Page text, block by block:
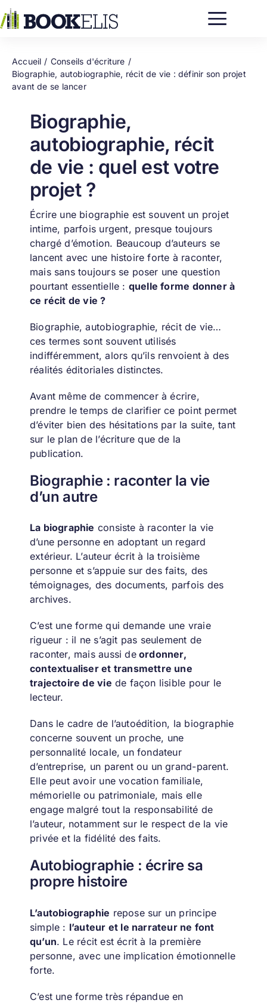
au
contenu
Accueil
Conseils d'écriture
Biographie, autobiographie, récit de vie : définir son projet
avant de se lancer
Biographie,
autobiographie, récit
de vie : quel est votre
projet ?
Écrire une biographie est souvent un projet
intime, parfois urgent, presque toujours
chargé d’émotion. Beaucoup d’auteurs se
lancent avec une histoire forte à raconter,
mais sans toujours se poser une question
pourtant essentielle : quelle forme donner à
ce récit de vie ?
Biographie, autobiographie, récit de vie…
ces termes sont souvent utilisés
indifféremment, alors qu’ils renvoient à des
réalités éditoriales distinctes.
Avant même de commencer à écrire,
prendre le temps de clarifier ce point permet
d’éviter bien des hésitations par la suite, tant
sur le plan de l’écriture que de la
publication.
Biographie : raconter la vie
d’un autre
La biographie consiste à raconter la vie
d’une personne en adoptant un regard
extérieur. L’auteur écrit à la troisième
personne et s’appuie sur des faits, des
témoignages, des documents, parfois des
archives.
C’est une forme qui demande une vraie
rigueur : il ne s’agit pas seulement de
raconter, mais aussi deordonner,
contextualiser et transmettre une
trajectoire de vie de façon lisible pour le
lecteur.
Dans le cadre de l’autoédition, la biographie
concerne souvent un proche, une
personnalité locale, un fondateur
d’entreprise, un parent ou un grand-parent.
Elle peut avoir une vocation familiale,
mémorielle ou patrimoniale, mais elle
engage malgré tout la responsabilité de
l’auteur, notamment sur le respect de la vie
privée et la fidélité des faits.
Autobiographie : écrire sa
propre histoire
L’autobiographie repose sur un principe
simple : l’auteur et le narrateur ne font
qu’un. Le récit est écrit à la première
personne, avec une implication émotionnelle
forte.
C’est une forme très répandue en